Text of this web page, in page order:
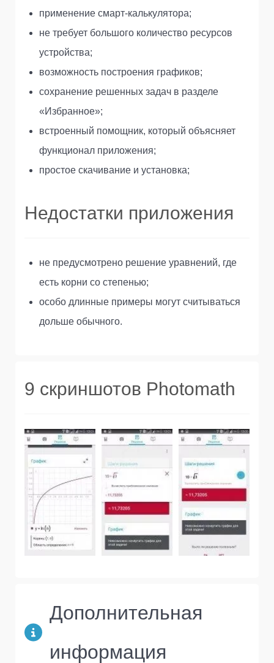
применение смарт-калькулятора;
не требует большого количество ресурсов
устройства;
возможность построения графиков;
сохранение решенных задач в разделе
«Избранное»;
встроенный помощник, который объясняет
функционал приложения;
простое скачивание и установка;
Недостатки приложения
не предусмотрено решение уравнений, где
есть корни со степенью;
особо длинные примеры могут считываться
дольше обычного.
9 скриншотов Photomath
Дополнительная
информация